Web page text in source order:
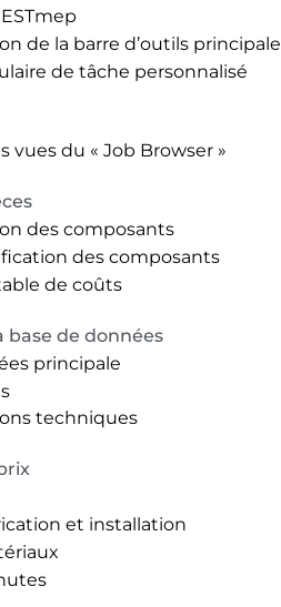
de la barre d’outils principale
de tâche personnalisé
vues du « Job Browser »
des composants
des composants
de coûts
base de données
principale
techniques
et installation